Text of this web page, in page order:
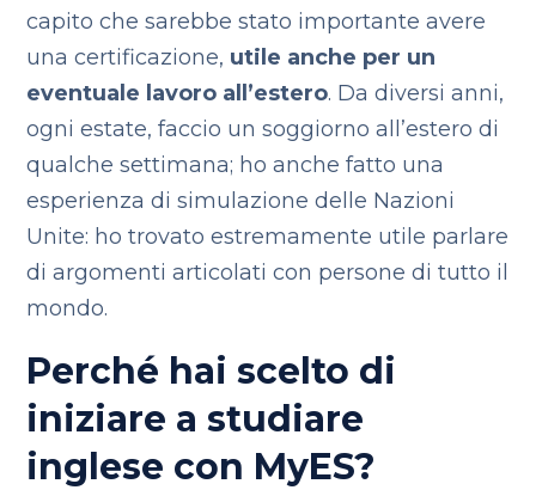
capito che sarebbe stato importante avere
una certificazione, utile anche per un
eventuale lavoro all’estero. Da diversi anni,
ogni estate, faccio un soggiorno all’estero di
qualche settimana; ho anche fatto una
esperienza di simulazione delle Nazioni
Unite: ho trovato estremamente utile parlare
di argomenti articolati con persone di tutto il
mondo.
Perché hai scelto di
iniziare a studiare
inglese con MyES?